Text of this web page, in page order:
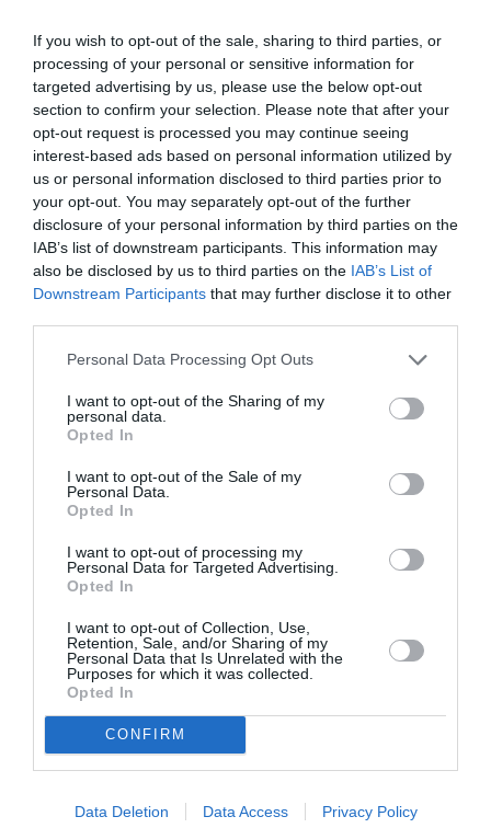
If you wish to opt-out of the sale, sharing to third parties, or
processing of your personal or sensitive information for
targeted advertising by us, please use the below opt-out
section to confirm your selection. Please note that after your
opt-out request is processed you may continue seeing
interest-based ads based on personal information utilized by
us or personal information disclosed to third parties prior to
your opt-out. You may separately opt-out of the further
disclosure of your personal information by third parties on the
IAB’s list of downstream participants. This information may
also be disclosed by us to third parties on the IAB’s List of
Downstream Participants that may further disclose it to other
Personal Data Processing Opt Outs
I want to opt-out of the Sharing of my
personal data.
Opted In
I want to opt-out of the Sale of my
Personal Data.
Opted In
I want to opt-out of processing my
Personal Data for Targeted Advertising.
Opted In
I want to opt-out of Collection, Use,
Retention, Sale, and/or Sharing of my
Personal Data that Is Unrelated with the
Purposes for which it was collected.
Opted In
CONFIRM
Data Deletion Data Access Privacy Policy
Σχετικά Άρθρα